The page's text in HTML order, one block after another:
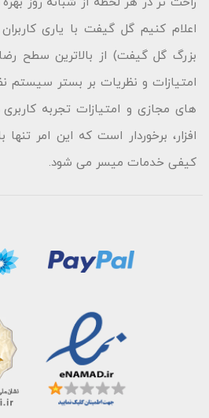
اعلام کنیم گل گیفت با یاری
بزرگ گل گیفت) از بالاترین سطح
امتیازات و نظریات بر بستر
های مجازی و امتیازات تجربه کاربری
افزار، برخوردار است که این امر
کیفی خدمات میسر می شود.